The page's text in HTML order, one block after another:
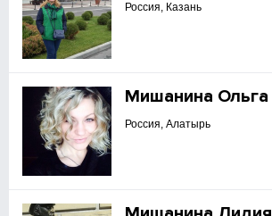
Россия, Казань
Мишанина Ольга
Россия, Алатырь